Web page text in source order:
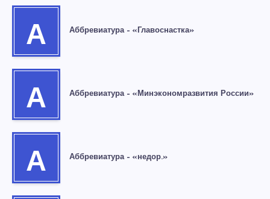
А Аббревиатура – «Главоснастка»
А Аббревиатура – «Минэкономразвития России»
А Аббревиатура – «недор.»